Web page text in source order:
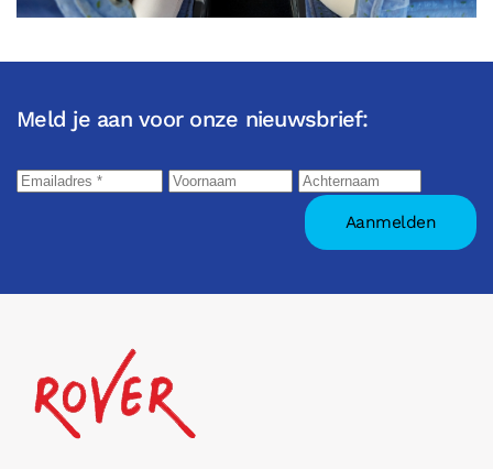
Meld je aan voor onze nieuwsbrief: